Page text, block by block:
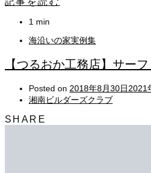
1 min
海沿いの家実例集
【つるおか工務店】サー
Posted on 2018年8月30日2021
湘南ビルダーズクラブ
SHARE